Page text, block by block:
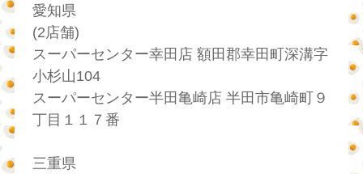
愛知県
(2店舗)
スーパーセンター幸田店 額田郡幸田町深溝字
小杉山104
スーパーセンター半田亀崎店 半田市亀崎町９
丁目１１７番
三重県